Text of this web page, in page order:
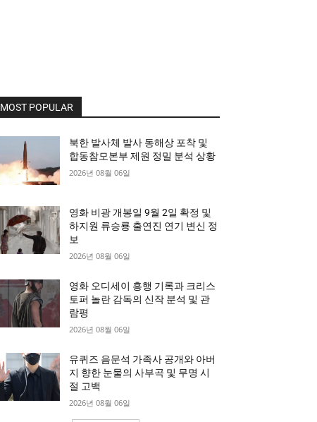
MOST POPULAR
북한 발사체 발사 동해상 포착 및
합동참모본부 제원 정밀 분석 상황
2026년 08월 06일
영화 비광 개봉일 9월 2일 확정 및
하지원 류승룡 출연진 연기 변신 정
보
2026년 08월 06일
영화 오디세이 흥행 기록과 크리스
토퍼 놀란 감독의 신작 분석 및 관
람평
2026년 08월 06일
유퀴즈 음문석 가족사 공개와 아버
지 향한 눈물의 사부곡 및 무명 시
절 고백
2026년 08월 06일